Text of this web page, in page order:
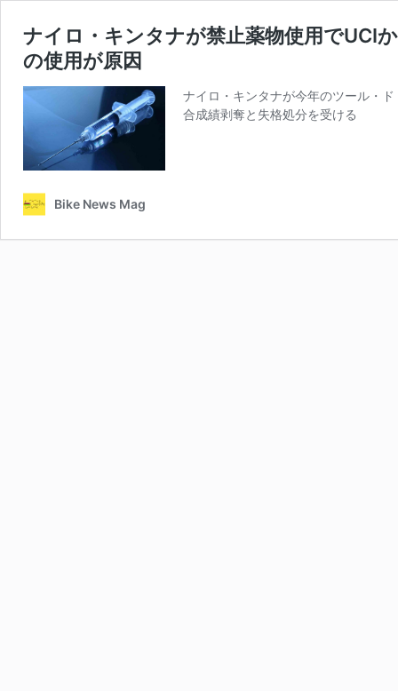
ナイロ・キンタナが禁止薬物使用でUCI
の使用が原因
ナイロ・キンタナが今年のツール・
合成績剥奪と失格処分を受ける
Bike News Mag